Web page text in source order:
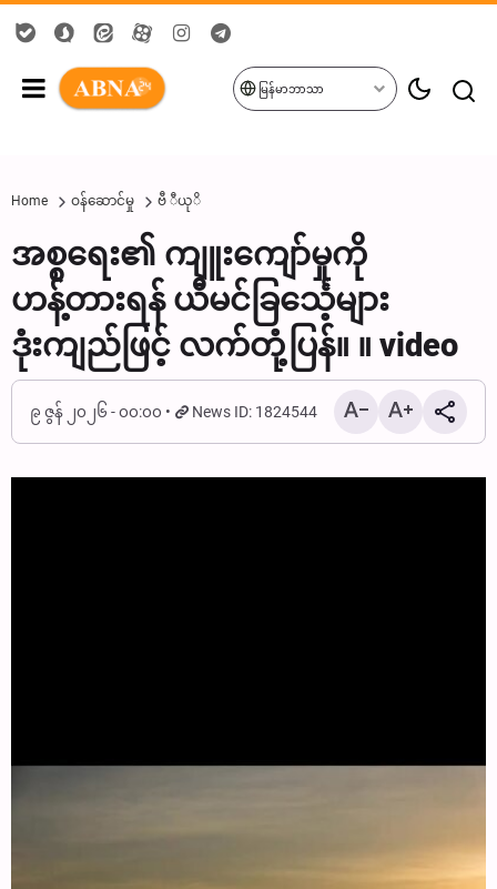
မြန်မာဘာသာ
Home ဝန်ဆောင်မှု ဗီ ီယုိ
အစ္စရေး၏ ကျူးကျော်မှုကို
ဟန့်တားရန် ယီမင်ခြင်္သေ့များ
ဒုံးကျည်ဖြင့် လက်တုံ့ပြန်။ ။ video
၉ ဇွန် ၂၀၂၆ - ၀၀:၀၀ News ID: 1824544